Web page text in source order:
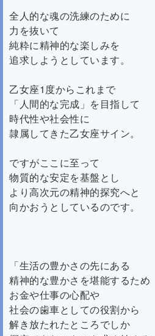
全人的な魂の洗練のために
力を抜いて
純粋に精神的な楽しみを
追求しようとしています。
乙女座1度からこれまで
「人間的な完成」を目指して
時代性や社会性に
隷属してきた乙女座サイン。
ですがここに至って
物質的な安定を基盤とし
より高次元の精神的探究へと
向かおうとしているのです。
「生活の豊かさの先にある
精神的な豊かさを堪能するため
お金や仕事の心配や
社会の歯車としての役割から
解き放たれたところでしか